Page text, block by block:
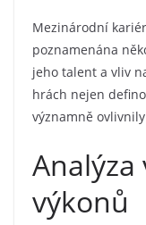
Mezinárodní
poznamenána
jeho talent a vliv
hrách nejen
významně
Analýza
výkonů